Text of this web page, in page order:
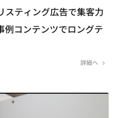
ティング広告で集客力
例コンテンツでロングテ
詳細へ